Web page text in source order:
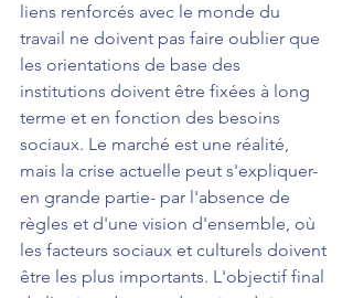
liens renforcés avec le monde du
travail ne doivent pas faire oublier que
les orientations de base des
institutions doivent être fixées à long
terme et en fonction des besoins
sociaux. Le marché est une réalité,
mais la crise actuelle peut s'expliquer-
en grande partie- par l'absence de
règles et d'une vision d'ensemble, où
les facteurs sociaux et culturels doivent
être les plus importants. L'objectif final